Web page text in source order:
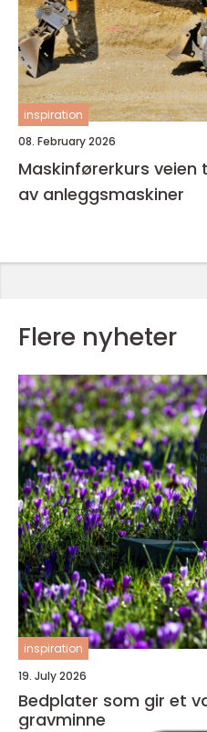
inspiration
08. February 2026
Maskinførerkurs veien til trygg og lovlig bruk
av anleggsmaskiner
Flere nyheter
inspiration
19. July 2026
Bedplater som gir et
gravminne